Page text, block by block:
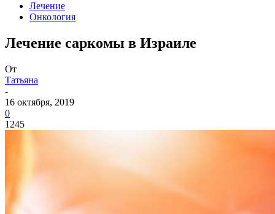
Лечение
Онкология
Лечение саркомы в Израиле
От
Татьяна
-
16 октября, 2019
0
1245